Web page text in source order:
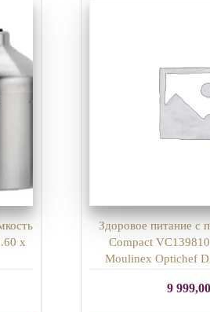
x
Здоровое питание с
Compact
Moulinex Optichef
9 999,00